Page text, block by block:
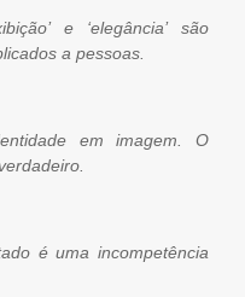
e ‘elegância’ são
a pessoas.
em imagem. O
é uma incompetência